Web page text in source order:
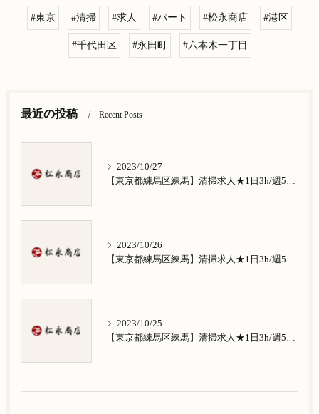
#東京 #清掃 #求人 #パート #松永商店 #港区
#千代田区 #永田町 #六本木一丁目
最近の投稿 Recent Posts
2023/10/27
【東京都練馬区練馬】清掃求人★1日3h/週5日/祝日お休み★谷原在住の方歓迎
2023/10/26
【東京都練馬区練馬】清掃求人★1日3h/週5日/祝日お休み★南田中在住の方歓迎
2023/10/25
【東京都練馬区練馬】清掃求人★1日3h/週5日/祝日お休み★南大泉在住の方歓迎